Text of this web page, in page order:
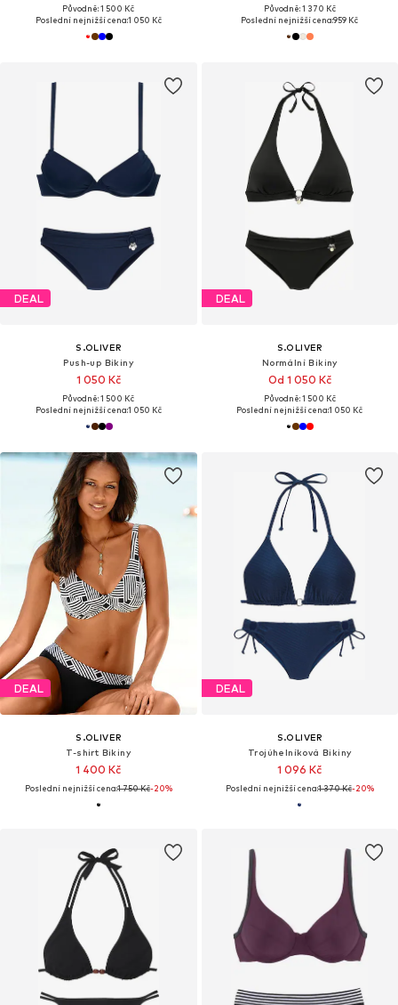
Původně: 1 500 Kč
Poslední nejnižší cena:1 050 Kč
Původně: 1 370 Kč
Poslední nejnižší cena:959 Kč
DEAL
S.OLIVER
Push-up Bikiny
1 050 Kč
Původně: 1 500 Kč
Poslední nejnižší cena:1 050 Kč
DEAL
S.OLIVER
Normální Bikiny
Od 1 050 Kč
Původně: 1 500 Kč
Poslední nejnižší cena:1 050 Kč
DEAL
S.OLIVER
T-shirt Bikiny
1 400 Kč
Poslední nejnižší cena:1 750 Kč-20%
DEAL
S.OLIVER
Trojúhelníková Bikiny
1 096 Kč
Poslední nejnižší cena:1 370 Kč-20%